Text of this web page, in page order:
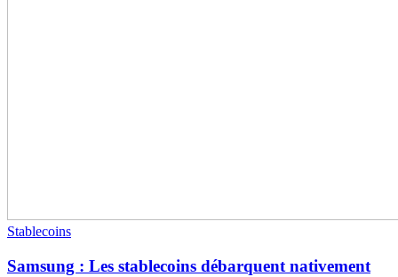
Stablecoins
Samsung : Les stablecoins débarquent nativement